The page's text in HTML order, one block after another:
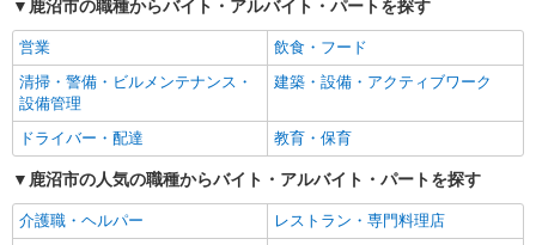
女性活躍中
主婦・主夫歓迎
フリーター歓迎
学歴不問
ブランクOK
ミドル（40代～）活躍中
エルダー（50代～）活躍中
シニア（60代～）活躍中
高収入・高額
ボーナス・賞与あり
昇給あり
完全週休2日制
フルタイム歓迎
禁煙・分煙
鹿沼市の職種からバイト・アルバイト・パートを探す
営業
飲食・フード
清掃・警備・ビルメンテナンス・
設備管理
建築・設備・アクティブワーク
ドライバー・配達 教育・保育
鹿沼市の人気の職種からバイト・アルバイト・パートを探す
介護職・ヘルパー
レストラン・専門料理店